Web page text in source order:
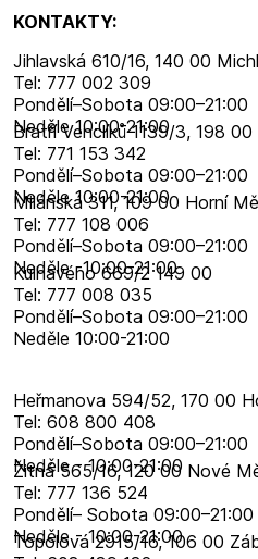
KONTAKTY:
Jihlavská 610/16, 140 00
Tel: 777 002 309
Pondělí–​Sobota 09:00–​21:00
Neděle 10:00-21:00
Bratří Venclíků 1139/3, 198
Tel: 771 153 342
Pondělí–​Sobota 09:00–​21:00
Neděle 10:00-21:00
Milánská 311, 109 00 Horní
Tel: 777 108 006
Pondělí–​Sobota 09:00–​21:00
Neděle -10:00-21:00
Kulhavého 669/2 149 00
Tel: 777 008 035
Pondělí–​Sobota 09:00–​21:00
Neděle 10:00-21:00
Heřmanova 594/52, 170 00
Tel: 608 800 408
Pondělí–​Sobota 09:00–​21:00
Neděle - 10:00-21:00
Žitná 565/16, 120 00 Nové
Tel: 777 136 524
Pondělí– Sobota 09:00–21:00
Neděle - 10:00-21:00
Topolová 2915/16, 106 00